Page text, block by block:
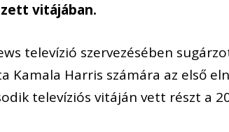
vitájában.
televízió szervezésében
Kamala Harris számára az első
televíziós vitáján vett részt a